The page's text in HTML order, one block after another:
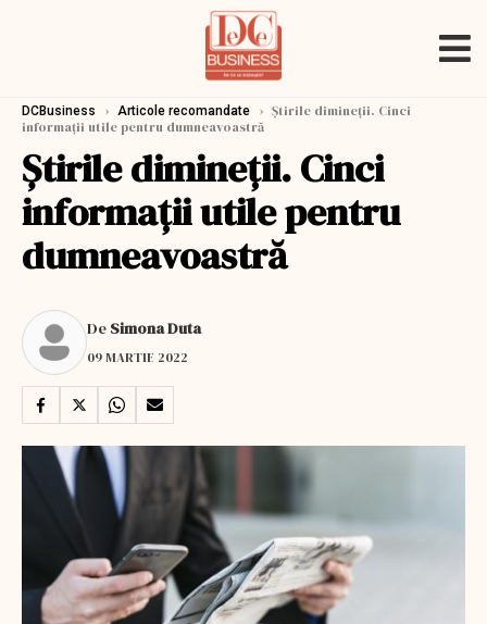
DCBusiness › Articole recomandate › Știrile dimineții. Cinci
informații utile pentru dumneavoastră
Știrile dimineții. Cinci
informații utile pentru
dumneavoastră
De Simona Duta
09 MARTIE 2022